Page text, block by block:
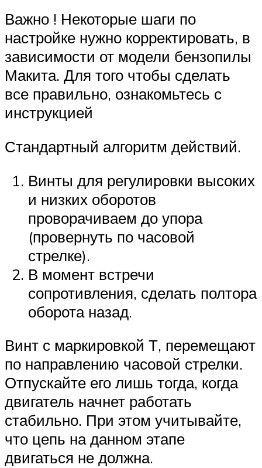
Важно ! Некоторые шаги по
настройке нужно корректировать, в
зависимости от модели бензопилы
Макита. Для того чтобы сделать
все правильно, ознакомьтесь с
инструкцией
Стандартный алгоритм действий.
Винты для регулировки высоких
и низких оборотов
проворачиваем до упора
(провернуть по часовой
стрелке).
В момент встречи
сопротивления, сделать полтора
оборота назад.
Винт с маркировкой Т, перемещают
по направлению часовой стрелки.
Отпускайте его лишь тогда, когда
двигатель начнет работать
стабильно. При этом учитывайте,
что цепь на данном этапе
двигаться не должна.